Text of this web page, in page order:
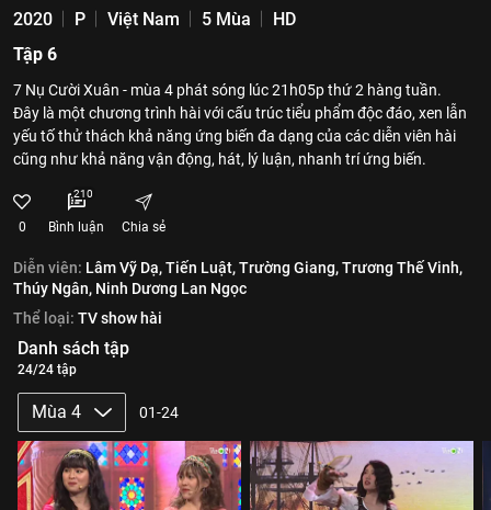
2020 P Việt Nam 5 Mùa
HD
Tập 6
7 Nụ Cười Xuân - mùa 4 phát sóng lúc 21h05p thứ 2 hàng tuần.
Đây là một chương trình hài với cấu trúc tiểu phẩm độc đáo, xen lẫn
yếu tố thử thách khả năng ứng biến đa dạng của các diễn viên hài
cũng như khả năng vận động, hát, lý luận, nhanh trí ứng biến.
0
210
Bình luận Chia sẻ
Diễn viên: Lâm Vỹ Dạ,Tiến Luật,Trường Giang,Trương Thế Vinh,
Thúy Ngân, Ninh Dương Lan Ngọc
Thể loại: TV show hài
Danh sách tập
24/24 tập
Mùa 4 01-24